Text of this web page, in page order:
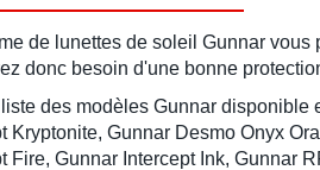
de lunettes de soleil Gunnar
donc besoin d'une bonne
des modèles Gunnar disponible
Kryptonite, Gunnar Desmo Onyx
Fire, Gunnar Intercept Ink, Gunnar